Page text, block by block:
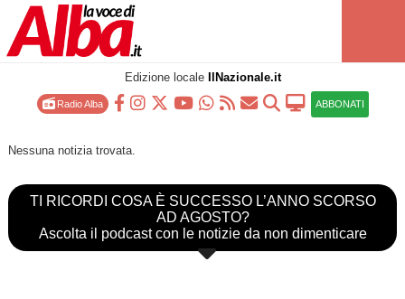
Edizione locale IlNazionale.it
Radio Alba ABBONATI
Nessuna notizia trovata.
TI RICORDI COSA È SUCCESSO L’ANNO SCORSO
AD AGOSTO?
Ascolta il podcast con le notizie da non dimenticare